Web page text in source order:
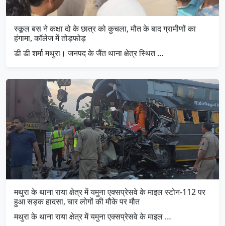
स्कूल बस ने कक्षा दो के छात्र को कुचला, मौत के बाद ग्रामीणों का
हंगामा, कॉलेज में तोड़फोड़
डी डी शर्मा मथुरा। जनपद के जैंत थाना क्षेत्र स्थित …
मथुरा के थाना राया क्षेत्र में यमुना एक्सप्रेसवे के माइल स्टोन-112 पर
हुआ सड़क हादसा, चार लोगों की मौके पर मौत
मथुरा के थाना राया क्षेत्र में यमुना एक्सप्रेसवे के माइल …